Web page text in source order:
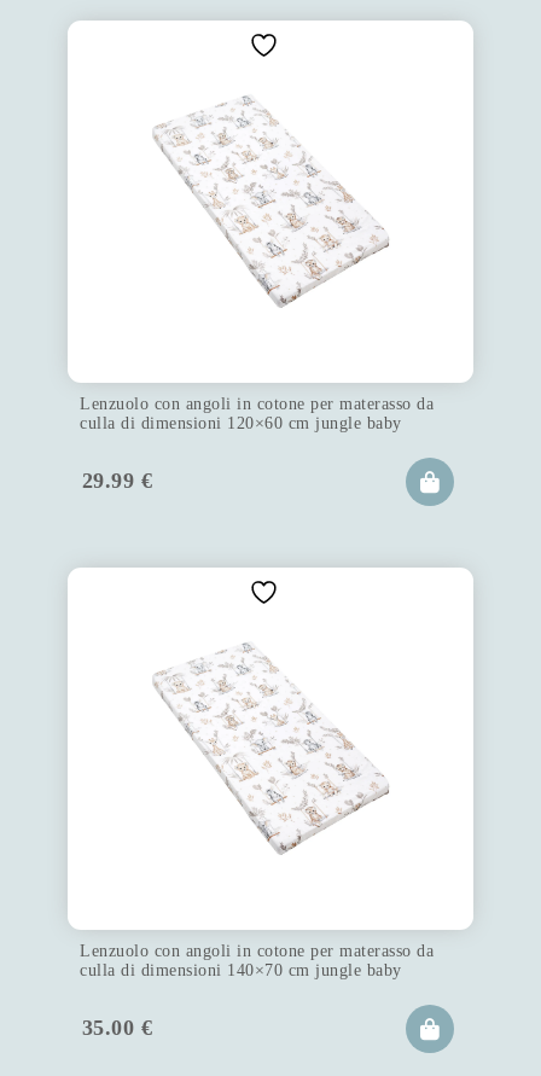
Lenzuolo con angoli in cotone per materasso da
culla di dimensioni 120×60 cm jungle baby
29.99 €
Lenzuolo con angoli in cotone per materasso da
culla di dimensioni 140×70 cm jungle baby
35.00 €